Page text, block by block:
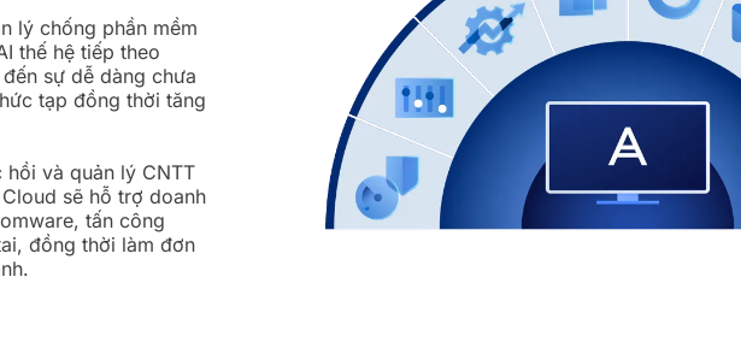
lý chống phần mềm
thế hệ tiếp theo
sự dễ dàng chưa
tạp đồng thời tăng
và quản lý CNTT
sẽ hỗ trợ doanh
tấn công
đồng thời làm đơn